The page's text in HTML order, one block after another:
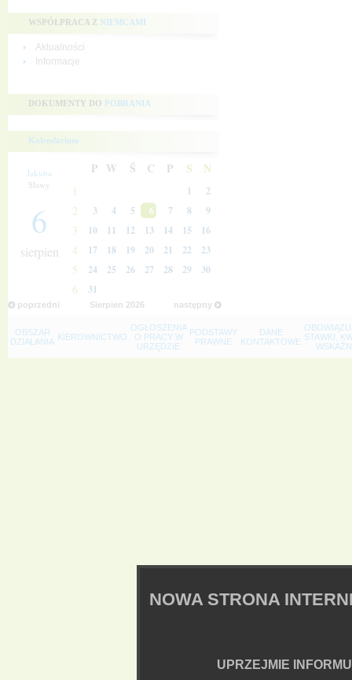
WSPÓŁPRACA Z NIEMCAMI
Aktualności
Informacje
DOKUMENTY DO POBRANIA
Kalendarium
Jakuba
Sławy
6
sierpien
P W Ś C P S N
1 1 2
2 3 4 5 6 7 8 9
3 10 11 12 13 14 15 16
4 17 18 19 20 21 22 23
5 24 25 26 27 28 29 30
6 31
poprzedni następny
Sierpien 2026
OBSZAR
DZIAŁANIA KIEROWNICTWO
OGŁOSZENIA
O PRACY W
URZĘDZIE
PODSTAWY
PRAWNE
DANE
KONTAKTOWE STAWKI,
NOWA STRONA
UPRZEJMIE